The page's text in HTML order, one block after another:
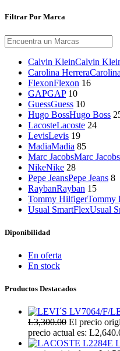
Filtrar Por Marca
Calvin KleinCalvin
Carolina Herrera
FlexonFlexon 16
GAPGAP 10
GuessGuess 10
Hugo BossHugo Boss
LacosteLacoste 24
LevisLevis 19
MadiaMadia 85
Marc JacobsMarc Jacobs
NikeNike 28
Pepe JeansPepe Jeans 8
RaybanRayban 15
Tommy HilfigerTommy
Usual SmartFlexUsual
Diponibilidad
En oferta
En stock
Productos Destacados
L3,300.00 El precio
precio actual es: